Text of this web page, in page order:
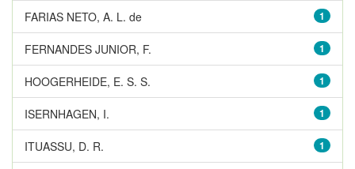
1
FARIAS NETO, A. L. de
1
FERNANDES JUNIOR, F.
1
HOOGERHEIDE, E. S. S.
1
ISERNHAGEN, I.
1
ITUASSU, D. R.